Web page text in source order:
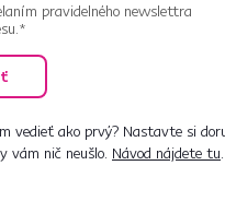
pravidelného newslettra
vedieť ako prvý? Nastavte si
vám nič neušlo. Návod nájdete tu.